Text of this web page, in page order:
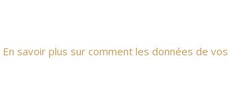
En savoir plus sur comment les données de vos